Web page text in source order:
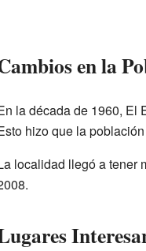
en la
la década de 1960, El
hizo que la
localidad llegó a tener